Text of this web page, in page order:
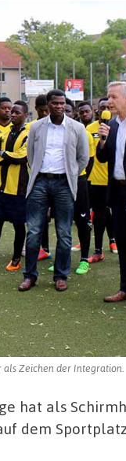
Zeichen der Integration.
hat als
dem